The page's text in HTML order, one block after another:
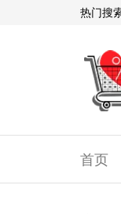
热门搜
款
礼
首页